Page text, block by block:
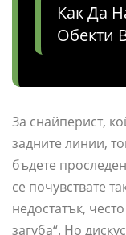
Как Да
Обекти
За снайперист,
задните линии,
бъдете
се почувствате
недостатък,
загуба“. Но